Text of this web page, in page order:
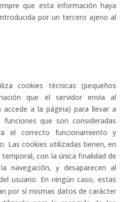
que esta información haya
por un tercero ajeno al
cookies técnicas (pequeños
que el servidor envía al
accede a la página) para llevar a
funciones que son consideradas
el correcto funcionamiento y
Las cookies utilizadas tienen, en
con la única finalidad de
navegación, y desaparecen al
usuario. En ningún caso, estas
por sí mismas datos de carácter